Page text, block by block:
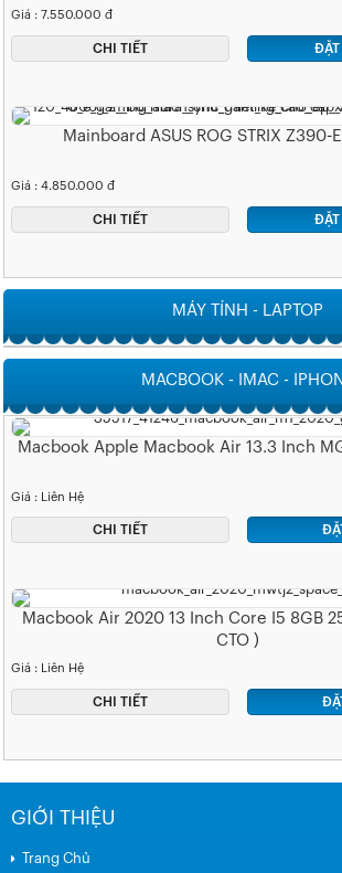
Giá : 7.550.000 đ
CHI TIẾT ĐẶT
Mainboard ASUS ROG STRIX Z390-
Giá : 4.850.000 đ
CHI TIẾT ĐẶT
MÁY TÍNH - LAPTOP
MACBOOK - IMAC -
Macbook Apple Macbook Air 13.3 Inch
Giá : Liên Hệ
CHI TIẾT
Macbook Air 2020 13 Inch Core I5 8GB
CTO )
Giá : Liên Hệ
CHI TIẾT
GIỚI THIỆU
Trang Chủ